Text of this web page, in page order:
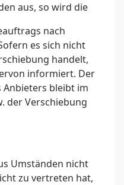
aus, so wird die
nach
es sich nicht
handelt,
informiert. Der
bleibt im
der Verschiebung
Umständen nicht
zu vertreten hat,